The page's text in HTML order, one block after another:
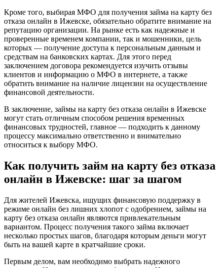
Кроме того, выбирая МФО для получения займа на карту без
отказа онлайн в Ижевске, обязательно обратите внимание на
репутацию организации. На рынке есть как надежные и
проверенные временем компании, так и мошенники, цель
которых — получение доступа к персональным данным и
средствам на банковских картах. Для этого перед
заключением договора рекомендуется изучить отзывы
клиентов и информацию о МФО в интернете, а также
обратить внимание на наличие лицензии на осуществление
финансовой деятельности.
В заключение, займы на карту без отказа онлайн в Ижевске
могут стать отличным способом решения временных
финансовых трудностей, главное — подходить к данному
процессу максимально ответственно и внимательно
относиться к выбору МФО.
Как получить займ на карту без отказа
онлайн в Ижевске: шаг за шагом
Для жителей Ижевска, ищущих финансовую поддержку в
режиме онлайн без лишних хлопот с одобрением, займы на
карту без отказа онлайн являются привлекательным
вариантом. Процесс получения такого займа включает
несколько простых шагов, благодаря которым деньги могут
быть на вашей карте в кратчайшие сроки.
Первым делом, вам необходимо выбрать надежного